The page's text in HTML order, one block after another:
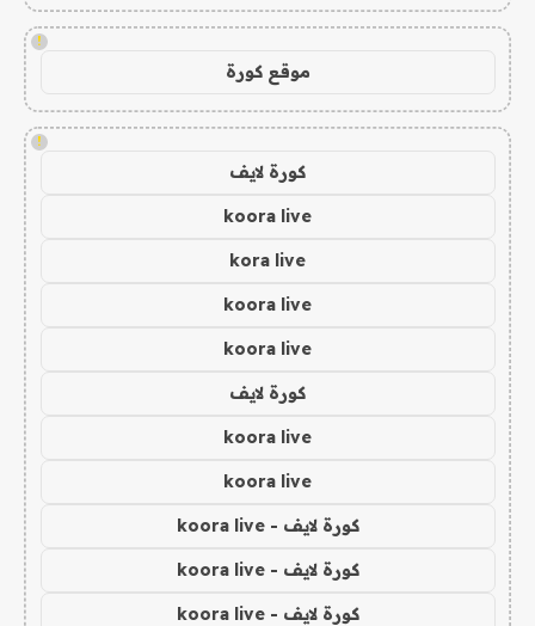
!
موقع كورة
!
كورة لايف
koora live
kora live
koora live
koora live
كورة لايف
koora live
koora live
كورة لايف - koora live
كورة لايف - koora live
كورة لايف - koora live